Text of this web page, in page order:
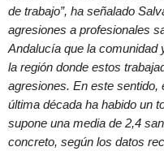
de trabajo”, ha señalado
agresiones a profesionales
Andalucía que la comunidad
la región donde estos
agresiones. En este sentido,
última década ha habido un
supone una media de 2,4
concreto, según los datos